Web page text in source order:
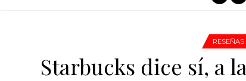
RESEÑAS
Starbucks dice sí, a